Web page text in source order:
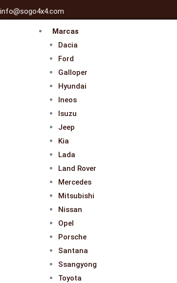
info@sogo4x4.com
Marcas
Dacia
Ford
Galloper
Hyundai
Ineos
Isuzu
Jeep
Kia
Lada
Land Rover
Mercedes
Mitsubishi
Nissan
Opel
Porsche
Santana
Ssangyong
Toyota